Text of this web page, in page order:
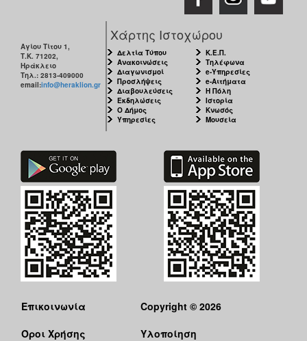
Αγίου Τίτου 1,
Τ.Κ. 71202,
Ηράκλειο
Τηλ.: 2813-409000
email:info@heraklion.gr
Χάρτης Ιστοχώρου
Δελτία Τύπου
Ανακοινώσεις
Διαγωνισμοί
Προσλήψεις
Διαβουλεύσεις
Εκδηλώσεις
Ο Δήμος
Υπηρεσίες
Κ.Ε.Π.
Τηλέφωνα
e-Υπηρεσίες
e-Αιτήματα
Η Πόλη
Ιστορία
Κνωσός
Μουσεία
Επικοινωνία
Όροι Χρήσης
Copyright © 2026
Υλοποίηση